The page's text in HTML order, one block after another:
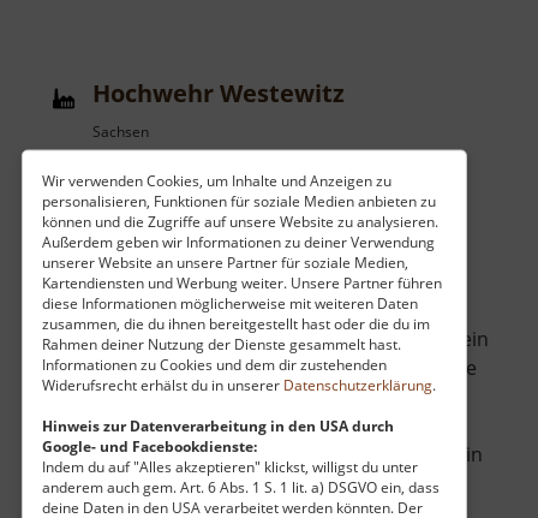
Wir verwenden Cookies, um Inhalte und Anzeigen zu
personalisieren, Funktionen für soziale Medien anbieten zu
können und die Zugriffe auf unsere Website zu analysieren.
Außerdem geben wir Informationen zu deiner Verwendung
unserer Website an unsere Partner für soziale Medien,
Kartendiensten und Werbung weiter. Unsere Partner führen
diese Informationen möglicherweise mit weiteren Daten
zusammen, die du ihnen bereitgestellt hast oder die du im
Rahmen deiner Nutzung der Dienste gesammelt hast.
Informationen zu Cookies und dem dir zustehenden
Widerufsrecht erhälst du in unserer Datenschutzerklärung.
Hinweis zur Datenverarbeitung in den USA durch
Google- und Facebookdienste:
Indem du auf "Alles akzeptieren" klickst, willigst du unter
anderem auch gem. Art. 6 Abs. 1 S. 1 lit. a) DSGVO ein, dass
deine Daten in den USA verarbeitet werden könnten. Der
Hochwehr Westewitz
Sachsen
60 km vom aktuellen Standort
Bei Westewitz unweit von Leisnig überspannt ein
altes Hochwehr die Freiberger Mulde. Es wurde
in den 20er Jahren des letzten Jahrhunderts
errichtet und dient dem Hochwasserschutz.
Nicht viel flussaufwärts mündet die Zschopau in
die Mulde und so können lange Niederschläge
im Erzgebirge dafür sorgen, .. »weiterlesen